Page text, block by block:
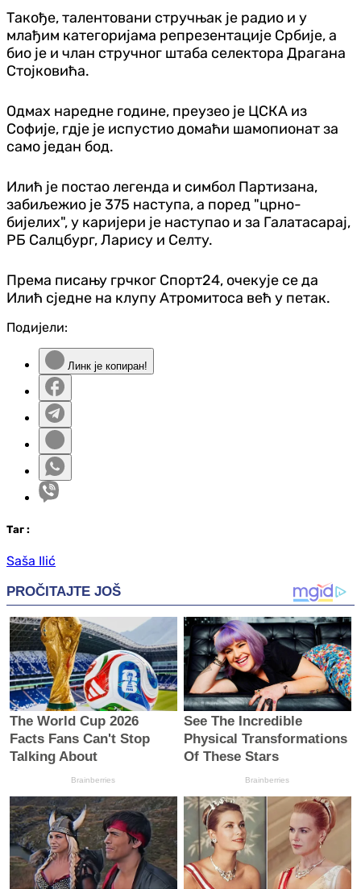
Такође, талентовани стручњак је радио и у
млађим категоријама репрезентације Србије, а
био је и члан стручног штаба селектора Драгана
Стојковића.
Одмах наредне године, преузео је ЦСКА из
Софије, гдје је испустио домаћи шамопионат за
само један бод.
Илић је постао легенда и симбол Партизана,
забиљежио је 375 наступа, а поред "црно-
бијелих", у каријери је наступао и за Галатасарај,
РБ Салцбург, Ларису и Селту.
Према писању грчког Спорт24, очекује се да
Илић сједне на клупу Атромитоса већ у петак.
Подијели:
Линк је копиран!
Таг :
Saša Ilić